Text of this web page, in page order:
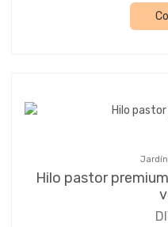
Hilo pastor